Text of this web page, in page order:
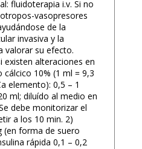
fluidoterapia i.v. Si no
vasopresores
de la
invasiva y la
valorar su efecto.
existen alteraciones en
cálcico 10% (1 ml = 9,3
elemento): 0,5 – 1
ml; diluído al medio en
debe monitorizar el
a los 10 min. 2)
(en forma de suero
rápida 0,1 – 0,2